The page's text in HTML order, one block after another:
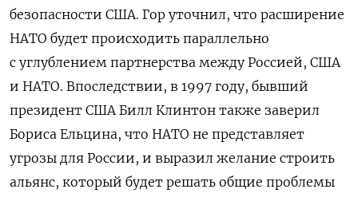
безопасности США. Гор уточнил, что расширение
НАТО будет происходить параллельно
с углублением партнерства между Россией, США
и НАТО. Впоследствии, в 1997 году, бывший
президент США Билл Клинтон также заверил
Бориса Ельцина, что НАТО не представляет
угрозы для России, и выразил желание строить
альянс, который будет решать общие проблемы